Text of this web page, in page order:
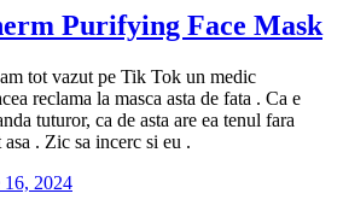
Purifying Face Mask
tot vazut pe Tik Tok un medic
reclama la masca asta de fata . Ca e
tuturor, ca de asta are ea tenul fara
. Zic sa incerc si eu .
16, 2024